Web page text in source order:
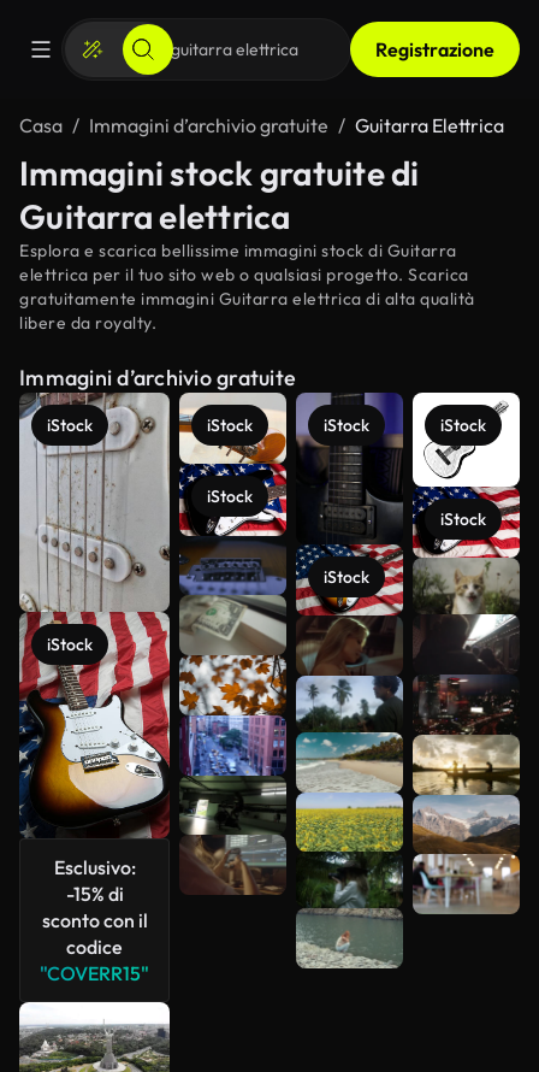
Registrazione
Casa Immagini d’archivio gratuite Guitarra Elettrica
Immagini stock gratuite di
Guitarra elettrica
Esplora e scarica bellissime immagini stock di Guitarra
elettrica per il tuo sito web o qualsiasi progetto. Scarica
gratuitamente immagini Guitarra elettrica di alta qualità
libere da royalty.
Immagini d’archivio gratuite
iStock
iStock
Esclusivo:
-15% di
sconto con il
codice
"COVERR15"
iStock
iStock
iStock
iStock
iStock
iStock
Scopri di
più